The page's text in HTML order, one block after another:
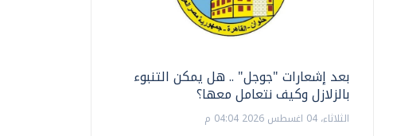
بعد إشعارات "جوجل" .. هل يمكن التنبوء
بالزلازل وكيف نتعامل معها؟
الثلاثاء، 04 اغسطس 2026 04:04 م